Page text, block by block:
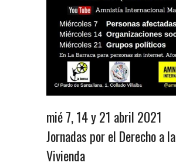
mié 7, 14 y 21 abril 2021
Jornadas por el Derecho a la
Vivienda